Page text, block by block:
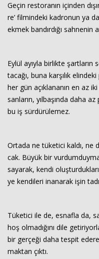
Geçin res­to­ra­nın için­den
re’ fil­min­de­ki kad­ro­nun ya
ekmek ban­dır­dı­ğı sah­ne­nin
Eylül ayıy­la bir­lik­te
ta­ca­ğı, buna kar­şı­lık
her gün açık­la­na­nın en az
san­la­rın, yıl­ba­şın­da daha
bu iş sür­dü­rü­le­mez.
Or­ta­da ne tü­ke­ti­ci kaldı, ne
cak. Büyük bir
sa­ya­rak, kendi
ye ken­di­le­ri ina­na­rak işin
Tü­ke­ti­ci ile de, es­naf­la da,
hoş ol­ma­dı­ğı­nı dile
bir ger­çe­ği daha tes­pit
mak­tan çıktı.